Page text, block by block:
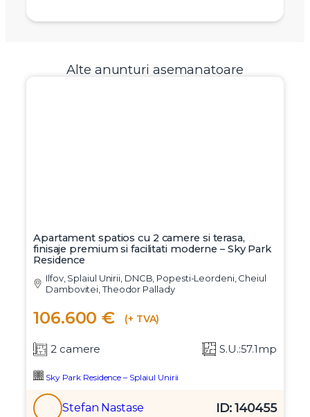
Alte anunturi asemanatoare
Apartament spatios cu 2 camere si terasa,
finisaje premium si facilitati moderne – Sky Park
Residence
Ilfov, Splaiul Unirii, DNCB, Popesti-Leordeni, Cheiul
Dambovitei, Theodor Pallady
106.600 € (+ TVA)
2 camere S.U.:57.1mp
Sky Park Residence – Splaiul Unirii
Stefan Nastase ID: 140455